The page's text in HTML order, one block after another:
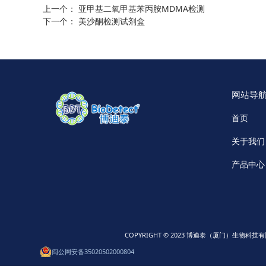
上一个： 亚甲基二氧甲基苯丙胺MDMA检测
下一个： 美沙酮检测试剂盒
网站导
首页
关于我们
产品中心
COPYRIGHT © 2023 博迪泰（厦门）生物科技
闽公网安备35020502000804